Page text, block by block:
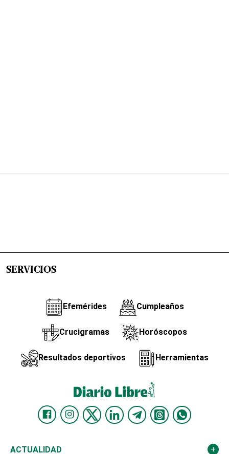
SERVICIOS
Efemérides Cumpleaños
Crucigramas Horóscopos
Resultados deportivos Herramientas
ACTUALIDAD